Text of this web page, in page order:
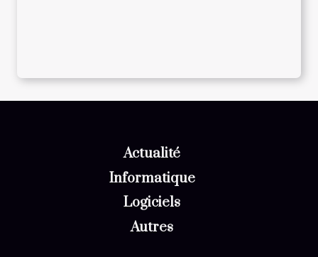
Actualité
Informatique
Logiciels
Autres